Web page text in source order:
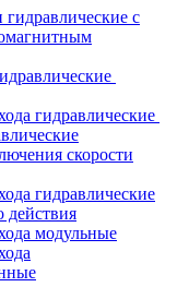
гидравлические с
гидравлические
скорости
гидравлические
действия
модульные